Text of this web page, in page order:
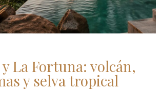
La Fortuna: volcán,
y selva tropical